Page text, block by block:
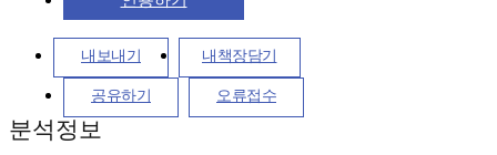
내보내기 내책장담기
공유하기 오류접수
분석정보